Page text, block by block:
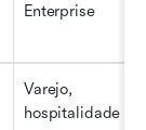
Enterprise
Varejo,
hospitalidade